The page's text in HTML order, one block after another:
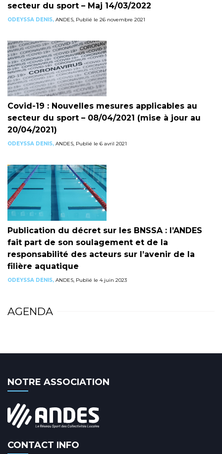
secteur du sport – Maj 14/03/2022
ODEYSSA DENIS, ANDES, Publié le 26 novembre 2021
Covid-19 : Nouvelles mesures applicables au
secteur du sport – 08/04/2021 (mise à jour au
20/04/2021)
ODEYSSA DENIS, ANDES, Publié le 6 avril 2021
Publication du décret sur les BNSSA : l’ANDES
fait part de son soulagement et de la
responsabilité des acteurs sur l’avenir de la
filière aquatique
ODEYSSA DENIS, ANDES, Publié le 4 juin 2023
AGENDA
NOTRE ASSOCIATION
CONTACT INFO